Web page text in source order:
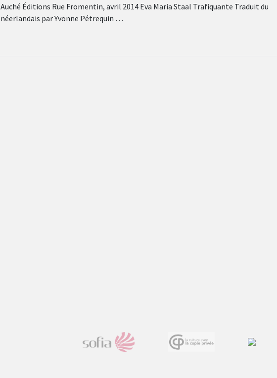
Auché Éditions Rue Fromentin, avril 2014 Eva Maria Staal Trafiquante Traduit du
néerlandais par Yvonne Pétrequin …